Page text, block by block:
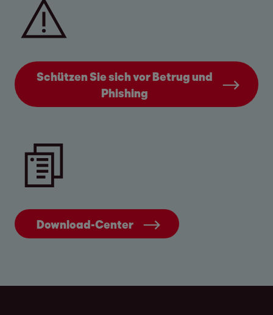
BIC: PBNKDEFFXXX
Verwendungszweck: Die 11-stellige
EOS Investment GmbH
Commerzbank
Verwendungszweck: Die 11-stellige
Forderungsnummer
RAIF DE-SF 1
Societe Generale
Schützen Sie sich vor Betrug und
Phishing
Download-Center